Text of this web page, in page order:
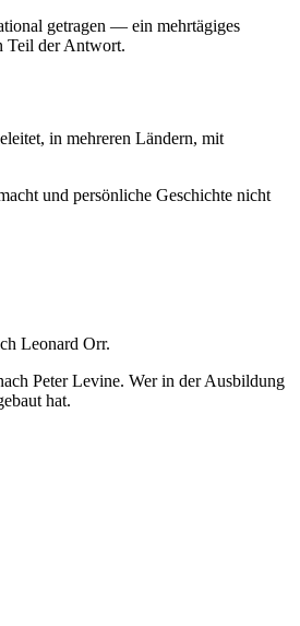
getragen — ein mehrtägiges
Teil der Antwort.
in mehreren Ländern, mit
und persönliche Geschichte nicht
Leonard Orr.
Peter Levine. Wer in der Ausbildung
hat.